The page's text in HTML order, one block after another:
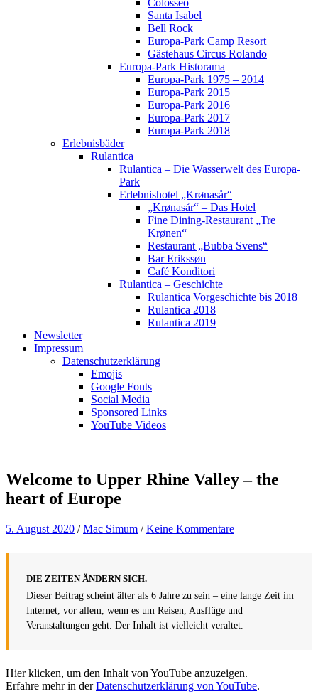
Colosseo
Santa Isabel
Bell Rock
Europa-Park Camp Resort
Gästehaus Circus Rolando
Europa-Park Historama
Europa-Park 1975 – 2014
Europa-Park 2015
Europa-Park 2016
Europa-Park 2017
Europa-Park 2018
Erlebnisbäder
Rulantica
Rulantica – Die Wasserwelt des Europa-
Park
Erlebnishotel „Krønasår“
„Krønasår“ – Das Hotel
Fine Dining-Restaurant „Tre
Krønen“
Restaurant „Bubba Svens“
Bar Erikssøn
Café Konditori
Rulantica – Geschichte
Rulantica Vorgeschichte bis 2018
Rulantica 2018
Rulantica 2019
Newsletter
Impressum
Datenschutzerklärung
Emojis
Google Fonts
Social Media
Sponsored Links
YouTube Videos
Welcome to Upper Rhine Valley – the
heart of Europe
5. August 2020 /Mac Simum /Keine Kommentare
DIE ZEITEN ÄNDERN SICH.
Dieser Beitrag scheint älter als 6 Jahre zu sein – eine lange Zeit im
Internet, vor allem, wenn es um Reisen, Ausflüge und
Veranstaltungen geht. Der Inhalt ist vielleicht veraltet.
„Welcome
to
Upper
Hier klicken, um den Inhalt von YouTube anzuzeigen.
Erfahre mehr in derDatenschutzerklärung von YouTube.